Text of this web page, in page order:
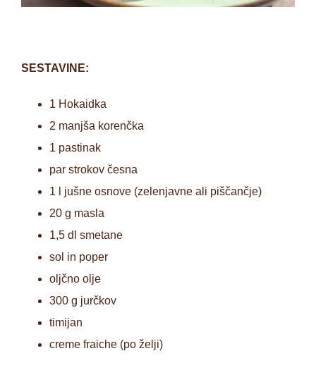
SESTAVINE:
1 Hokaidka
2 manjša korenčka
1 pastinak
par strokov česna
1 l jušne osnove (zelenjavne ali piščančje)
20 g masla
1,5 dl smetane
sol in poper
oljčno olje
300 g jurčkov
timijan
creme fraiche (po želji)